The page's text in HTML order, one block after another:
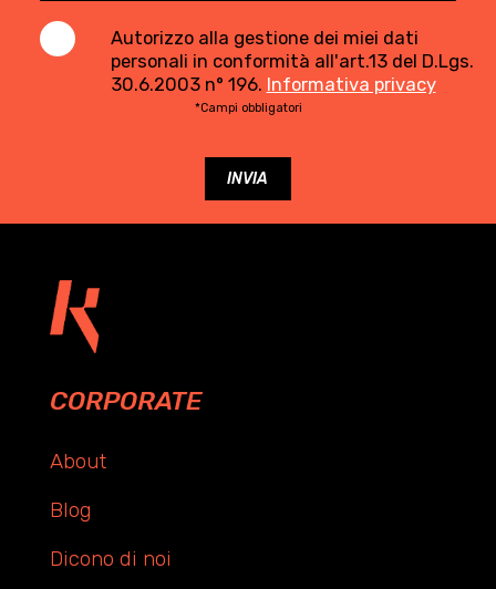
Autorizzo alla gestione dei miei dati
personali in conformità all'art.13 del D.Lgs.
30.6.2003 n° 196. Informativa privacy
*Campi obbligatori
CORPORATE
About
Blog
Dicono di noi